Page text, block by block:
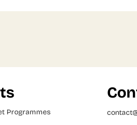
Programmes